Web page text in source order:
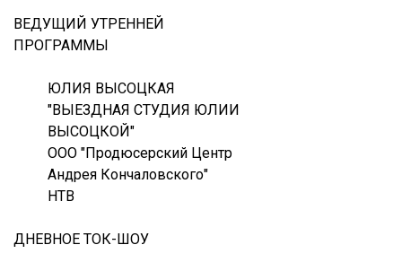
ВЕДУЩИЙ УТРЕННЕЙ
ПРОГРАММЫ
ЮЛИЯ ВЫСОЦКАЯ
"ВЫЕЗДНАЯ СТУДИЯ ЮЛИИ
ВЫСОЦКОЙ"
ООО "Продюсерский Центр
Андрея Кончаловского"
НТВ
ДНЕВНОЕ ТОК-ШОУ